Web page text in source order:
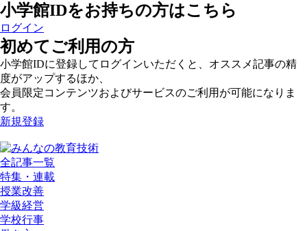
小学館IDをお持ちの方はこちら
ログイン
初めてご利用の方
小学館IDに登録してログインいただくと、オススメ記事の精
度がアップするほか、
会員限定コンテンツおよびサービスのご利用が可能になりま
す。
新規登録
全記事一覧
特集・連載
授業改善
学級経営
学校行事